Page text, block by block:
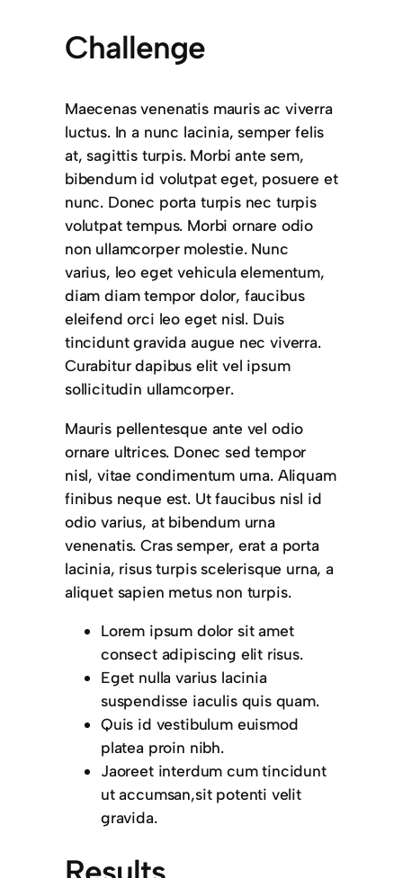
Challenge
Maecenas venenatis mauris ac viverra
luctus. In a nunc lacinia, semper felis
at, sagittis turpis. Morbi ante sem,
bibendum id volutpat eget, posuere et
nunc. Donec porta turpis nec turpis
volutpat tempus. Morbi ornare odio
non ullamcorper molestie. Nunc
varius, leo eget vehicula elementum,
diam diam tempor dolor, faucibus
eleifend orci leo eget nisl. Duis
tincidunt gravida augue nec viverra.
Curabitur dapibus elit vel ipsum
sollicitudin ullamcorper.
Mauris pellentesque ante vel odio
ornare ultrices. Donec sed tempor
nisl, vitae condimentum urna. Aliquam
finibus neque est. Ut faucibus nisl id
odio varius, at bibendum urna
venenatis. Cras semper, erat a porta
lacinia, risus turpis scelerisque urna, a
aliquet sapien metus non turpis.
Lorem ipsum dolor sit amet
consect adipiscing elit risus.
Eget nulla varius lacinia
suspendisse iaculis quis quam.
Quis id vestibulum euismod
platea proin nibh.
Jaoreet interdum cum tincidunt
ut accumsan,sit potenti velit
gravida.